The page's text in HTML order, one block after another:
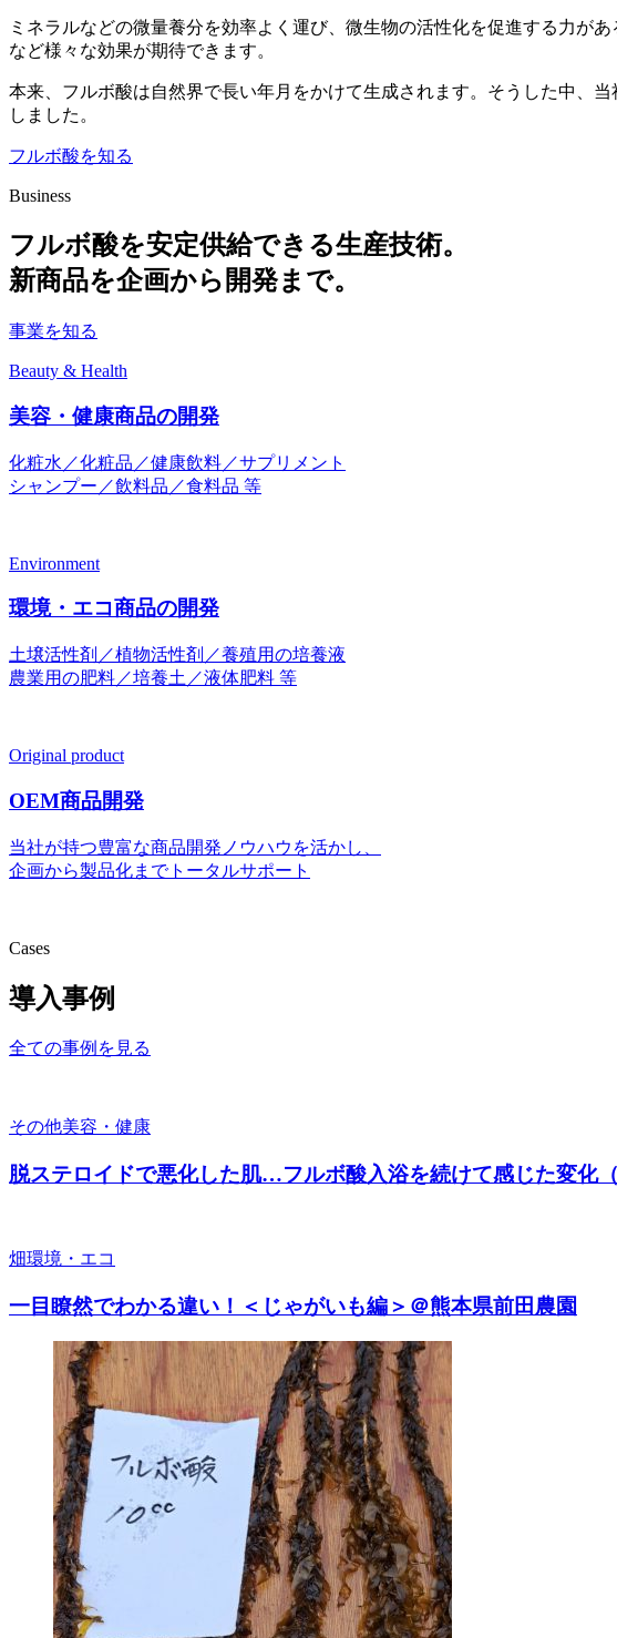
ミネラルなどの微量養分を効率よく運び、微生物の活性化を促進する力が
など様々な効果が期待できます。
本来、フルボ酸は自然界で長い年月をかけて生成されます。そうした中、
しました。
フルボ酸を知る
Business
フルボ酸を安定供給できる生産技術。
新商品を企画から開発まで。
事業を知る
Beauty & Health
美容・健康商品の開発
化粧水／化粧品／健康飲料／サプリメント
シャンプー／飲料品／食料品 等
Environment
環境・エコ商品の開発
土壌活性剤／植物活性剤／養殖用の培養液
農業用の肥料／培養土／液体肥料 等
Original product
OEM商品開発
当社が持つ豊富な商品開発ノウハウを活かし、
企画から製品化までトータルサポート
Cases
導入事例
全ての事例を見る
その他美容・健康
脱ステロイドで悪化した肌…フルボ酸入浴を続けて感じた変化（
畑環境・エコ
一目瞭然でわかる違い！＜じゃがいも編＞＠熊本県前田農園